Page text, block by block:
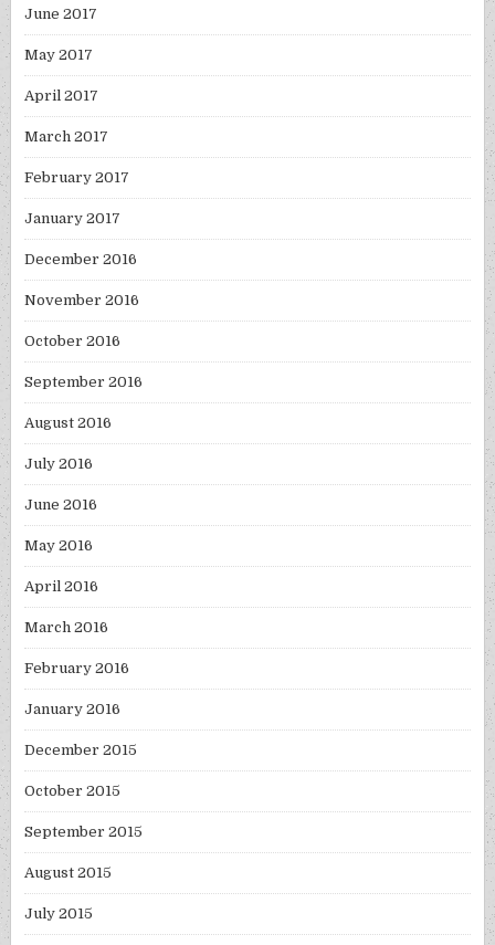
June 2017
May 2017
April 2017
March 2017
February 2017
January 2017
December 2016
November 2016
October 2016
September 2016
August 2016
July 2016
June 2016
May 2016
April 2016
March 2016
February 2016
January 2016
December 2015
October 2015
September 2015
August 2015
July 2015